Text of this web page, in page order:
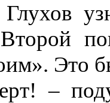
Второй
Это
–